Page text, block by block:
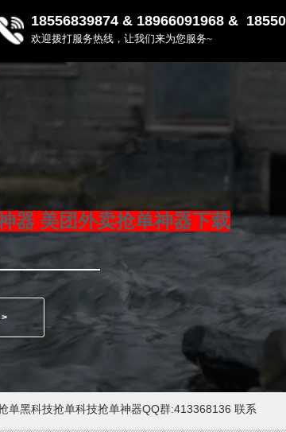
器 美团外卖抢单神器下载
>
单黑科技抢单科技抢单神器QQ群:413368136 联系
18556839874 & 18966091968 &
欢迎拨打服务热线，让我们来为您服务~